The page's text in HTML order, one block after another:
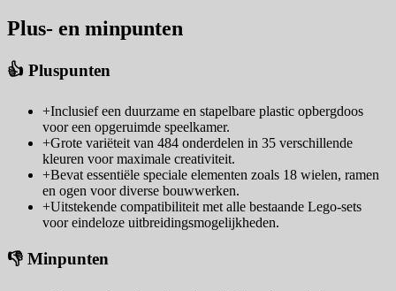
Plus- en minpunten
👍 Pluspunten
+Inclusief een duurzame en stapelbare plastic opbergdoos
voor een opgeruimde speelkamer.
+Grote variëteit van 484 onderdelen in 35 verschillende
kleuren voor maximale creativiteit.
+Bevat essentiële speciale elementen zoals 18 wielen, ramen
en ogen voor diverse bouwwerken.
+Uitstekende compatibiliteit met alle bestaande Lego-sets
voor eindeloze uitbreidingsmogelijkheden.
👎 Minpunten